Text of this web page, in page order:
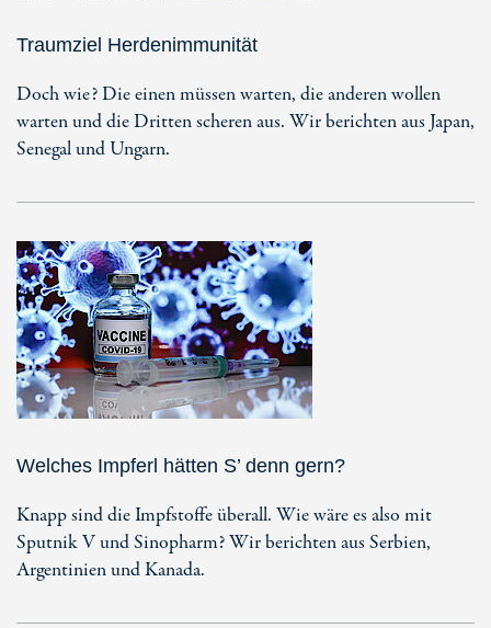
Traumziel Herdenimmunität
Doch wie? Die einen müssen warten, die anderen wollen
warten und die Dritten scheren aus. Wir berichten aus Japan,
Senegal und Ungarn.
Welches Impferl hätten S’ denn gern?
Knapp sind die Impfstoffe überall. Wie wäre es also mit
Sputnik V und Sinopharm? Wir berichten aus Serbien,
Argentinien und Kanada.